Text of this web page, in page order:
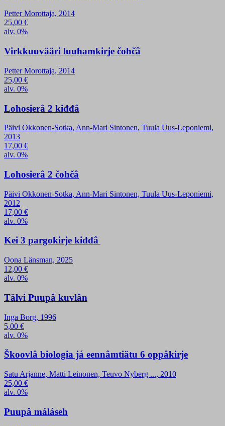
Petter Morottaja, 2014
25,00 €
alv. 0%
Virkkuuvääri luuhamkirje čohčâ
Petter Morottaja, 2014
25,00 €
alv. 0%
Lohosierâ 2 kiđđâ
Päivi Okkonen-Sotka, Ann-Mari Sintonen, Tuula Uus-Leponiemi,
2013
17,00 €
alv. 0%
Lohosierâ 2 čohčâ
Päivi Okkonen-Sotka, Ann-Mari Sintonen, Tuula Uus-Leponiemi,
2012
17,00 €
alv. 0%
Kei 3 pargokirje kiđđâ
Oona Länsman, 2025
12,00 €
alv. 0%
Tälvi Puupâ kuvlân
Inga Borg, 1996
5,00 €
alv. 0%
Škoovlâ biologia já eennâmtiätu 6 oppâkirje
Satu Arjanne, Matti Leinonen, Teuvo Nyberg ..., 2010
25,00 €
alv. 0%
Puupâ máláseh